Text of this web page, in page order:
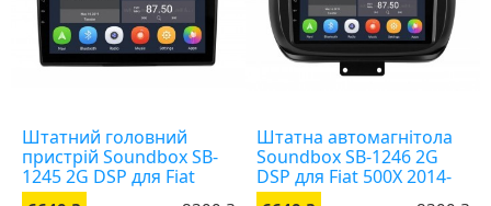
Штатний головний
пристрій Soundbox SB-
1245 2G DSP для Fiat
500L 2012+
Штатна автомагнітола
Soundbox SB-1246 2G
DSP для Fiat 500X 2014-
2019